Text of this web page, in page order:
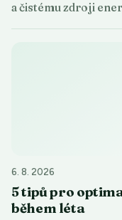
a čistému zdroji
6. 8. 2026
5 tipů pro
během léta